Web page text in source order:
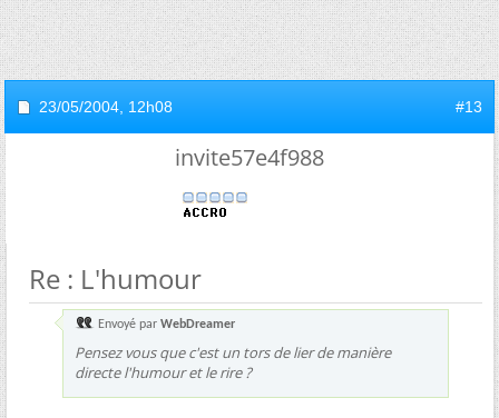
23/05/2004, 12h08 #13
invite57e4f988
Re : L'humour
Envoyé par WebDreamer
Pensez vous que c'est un tors de lier de manière
directe l'humour et le rire ?